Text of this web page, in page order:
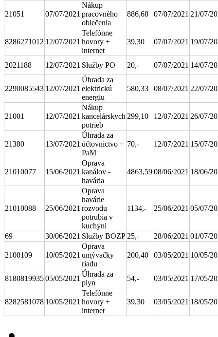
21051 07/07/2021
Nákup
pracovného
oblečenia
886,68 07/07/2021 21/07/
8286271012 12/07/2021
Telefónne
hovory +
internet
39,30 07/07/2021 19/07/
2021188 12/07/2021 Služby PO 20,- 07/07/2021 14/07/
2290085543 12/07/2021
Úhrada za
elektrickú
energiu
580,33 08/07/2021 22/07/
21001 12/07/2021
Nákup
kancelárskych
potrieb
299,10 12/07/2021 26/07/
21380 13/07/2021
Úhrada za
účtovníctvo +
PaM
70,- 12/07/2021 15/07/
21010077 15/06/2021
Oprava
kanálov -
havária
4863,5908/06/2021 18/06/
21010088 25/06/2021
Oprava
havárie
rozvodu
potrubia v
kuchyni
1134,- 25/06/2021 05/07/
69 30/06/2021 Služby BOZP 25,- 28/06/2021 01/07/
2100109 10/05/2021
Oprava
umývačky
riadu
200,40 03/05/2021 10/05/
818081993505/05/2021
Úhrada za
plyn
54,- 03/05/2021 17/05/
8282581078 10/05/2021
Telefónne
hovory +
internet
39,30 03/05/2021 18/05/